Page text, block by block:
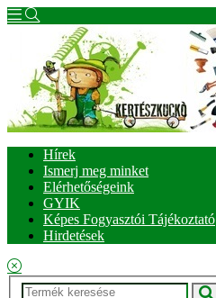
Hírek
Ismerj meg minket
Elérhetőségeink
GYIK
Képes Fogyasztói Tájékoztató
Hirdetések